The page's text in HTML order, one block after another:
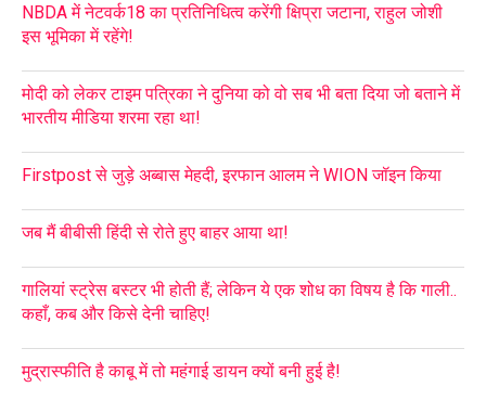
NBDA में नेटवर्क18 का प्रतिनिधित्व करेंगी क्षिप्रा जटाना, राहुल जोशी
इस भूमिका में रहेंगे!
मोदी को लेकर टाइम पत्रिका ने दुनिया को वो सब भी बता दिया जो बताने में
भारतीय मीडिया शरमा रहा था!
Firstpost से जुड़े अब्बास मेहदी, इरफान आलम ने WION जॉइन किया
जब मैं बीबीसी हिंदी से रोते हुए बाहर आया था!
गालियां स्ट्रेस बस्टर भी होती हैं; लेकिन ये एक शोध का विषय है कि गाली..
कहाँ, कब और किसे देनी चाहिए!
मुद्रास्फीति है काबू में तो महंगाई डायन क्यों बनी हुई है!